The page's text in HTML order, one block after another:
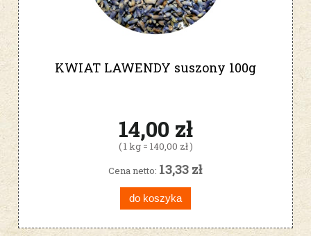
KWIAT LAWENDY suszony 100g
14,00 zł
( 1 kg = 140,00 zł )
Cena netto: 13,33 zł
do koszyka